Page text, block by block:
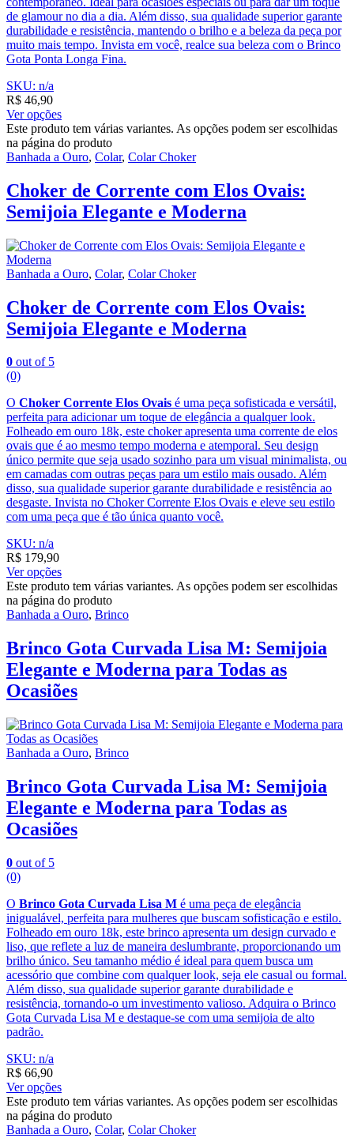
de glamour no dia a dia. Além disso, sua qualidade superior garante
durabilidade e resistência, mantendo o brilho e a beleza da peça por
muito mais tempo. Invista em você, realce sua beleza com o Brinco
Gota Ponta Longa Fina.
SKU: n/a
R$ 46,90
Ver opções
Este produto tem várias variantes. As opções podem ser escolhidas
na página do produto
Banhada a Ouro, Colar, Colar Choker
Choker de Corrente com Elos Ovais:
Semijoia Elegante e Moderna
Banhada a Ouro, Colar, Colar Choker
Choker de Corrente com Elos Ovais:
Semijoia Elegante e Moderna
0 out of 5
(0)
O Choker Corrente Elos Ovais é uma peça sofisticada e versátil,
perfeita para adicionar um toque de elegância a qualquer look.
Folheado em ouro 18k, este choker apresenta uma corrente de elos
ovais que é ao mesmo tempo moderna e atemporal. Seu design
único permite que seja usado sozinho para um visual minimalista, ou
em camadas com outras peças para um estilo mais ousado. Além
disso, sua qualidade superior garante durabilidade e resistência ao
desgaste. Invista no Choker Corrente Elos Ovais e eleve seu estilo
com uma peça que é tão única quanto você.
SKU: n/a
R$ 179,90
Ver opções
Este produto tem várias variantes. As opções podem ser escolhidas
na página do produto
Banhada a Ouro, Brinco
Brinco Gota Curvada Lisa M: Semijoia
Elegante e Moderna para Todas as
Ocasiões
Banhada a Ouro, Brinco
Brinco Gota Curvada Lisa M: Semijoia
Elegante e Moderna para Todas as
Ocasiões
0 out of 5
(0)
O Brinco Gota Curvada Lisa M é uma peça de elegância
inigualável, perfeita para mulheres que buscam sofisticação e estilo.
Folheado em ouro 18k, este brinco apresenta um design curvado e
liso, que reflete a luz de maneira deslumbrante, proporcionando um
brilho único. Seu tamanho médio é ideal para quem busca um
acessório que combine com qualquer look, seja ele casual ou formal.
Além disso, sua qualidade superior garante durabilidade e
resistência, tornando-o um investimento valioso. Adquira o Brinco
Gota Curvada Lisa M e destaque-se com uma semijoia de alto
padrão.
SKU: n/a
R$ 66,90
Ver opções
Este produto tem várias variantes. As opções podem ser escolhidas
na página do produto
Banhada a Ouro, Colar, Colar Choker